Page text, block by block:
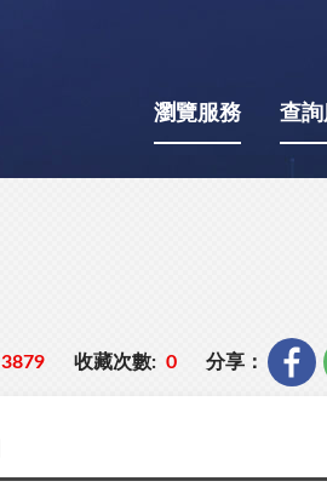
瀏覽服務 查
3879 收藏次數: 0 分享：